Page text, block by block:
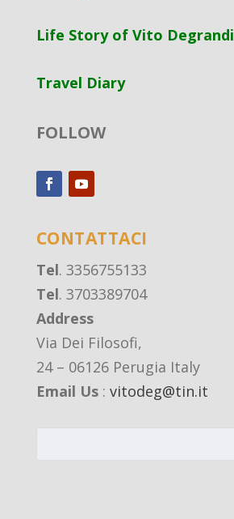
Life Story of Vito Degrandi
Travel Diary
FOLLOW
CONTATTACI
Tel. 3356755133
Tel. 3703389704
Address
Via Dei Filosofi,
24 – 06126 Perugia Italy
Email Us: vitodeg@tin.it